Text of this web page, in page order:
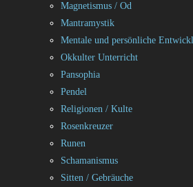
Magnetismus / Od
Mantramystik
Mentale und persönliche
Okkulter Unterricht
Pansophia
Pendel
Religionen / Kulte
Rosenkreuzer
Runen
Schamanismus
Sitten / Gebräuche